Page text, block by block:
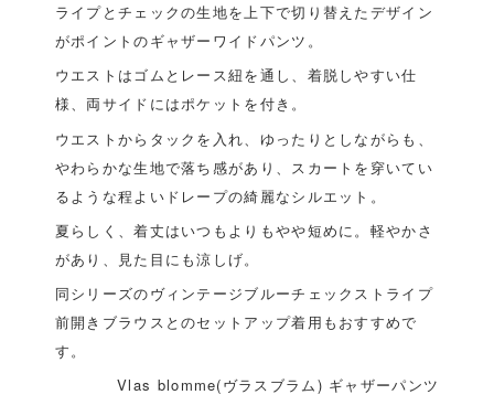
ライプとチェックの生地を上下で切り替えたデザイン
がポイントのギャザーワイドパンツ。
ウエストはゴムとレース紐を通し、着脱しやすい仕
様、両サイドにはポケットを付き。
ウエストからタックを入れ、ゆったりとしながらも、
やわらかな生地で落ち感があり、スカートを穿いてい
るような程よいドレープの綺麗なシルエット。
夏らしく、着丈はいつもよりもやや短めに。軽やかさ
があり、見た目にも涼しげ。
同シリーズのヴィンテージブルーチェックストライプ
前開きブラウスとのセットアップ着用もおすすめで
す。
Vlas blomme(ヴラスブラム) ギャザーパンツ